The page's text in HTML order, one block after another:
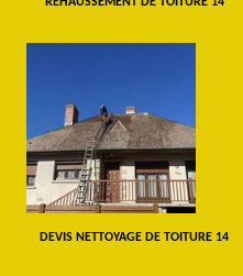
DEVIS NETTOYAGE DE TOITURE 14